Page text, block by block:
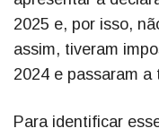
2025 e, por isso,
assim, tiveram
2024 e passaram
Para identificar